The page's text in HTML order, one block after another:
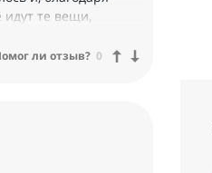
те вещи,
на уровне
ли отзыв? 0